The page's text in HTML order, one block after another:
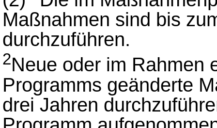
Maßnahmen sind bis
durchzuführen.
2Neue oder im Rahmen
Programms geänderte
drei Jahren